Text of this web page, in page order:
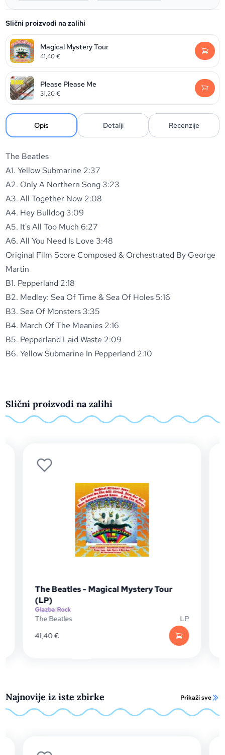
Slični proizvodi na zalihi
Magical Mystery Tour
41,40€
Please Please Me
31,20€
Opis Detalji Recenzije
The Beatles
A1. Yellow Submarine 2:37
A2. Only A Northern Song 3:23
A3. All Together Now 2:08
A4. Hey Bulldog 3:09
A5. It's All Too Much 6:27
A6. All You Need Is Love 3:48
Original Film Score Composed & Orchestrated By George
Martin
B1. Pepperland 2:18
B2. Medley: Sea Of Time & Sea Of Holes 5:16
B3. Sea Of Monsters 3:35
B4. March Of The Meanies 2:16
B5. Pepperland Laid Waste 2:09
B6. Yellow Submarine In Pepperland 2:10
Slični proizvodi na zalihi
LP
The Beatles - Rubber Soul
Najnovije iz iste zbirke Prikaži sve